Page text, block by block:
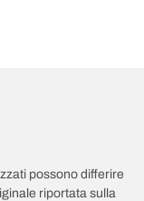
possono differire
riportata sulla